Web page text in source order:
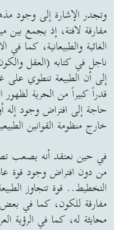
وتجدر الإشارة إلى وجود
مفارقة لافتة، إذ يجمع بين
الغائية والطبيعانية، كما في
إلى أن الطبيعة تنطوي على
قدراً كبيراً من الحرية لظهور
حاجة إلى افتراض وجود إله
خارج منظومة القوانين
في حين نعتقد أنه يصعب
من دون افتراض وجود قوة
التخطيط.. قوة تتجاوز
مفارقة للكون، كما في بعض
محايثة له، كما في الرؤية